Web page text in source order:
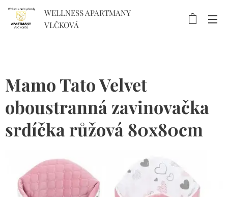
WELLNESS APARTMANY
VLČKOVÁ
Mamo Tato Velvet
oboustranná zavinovačka
srdíčka růžová 80x80cm